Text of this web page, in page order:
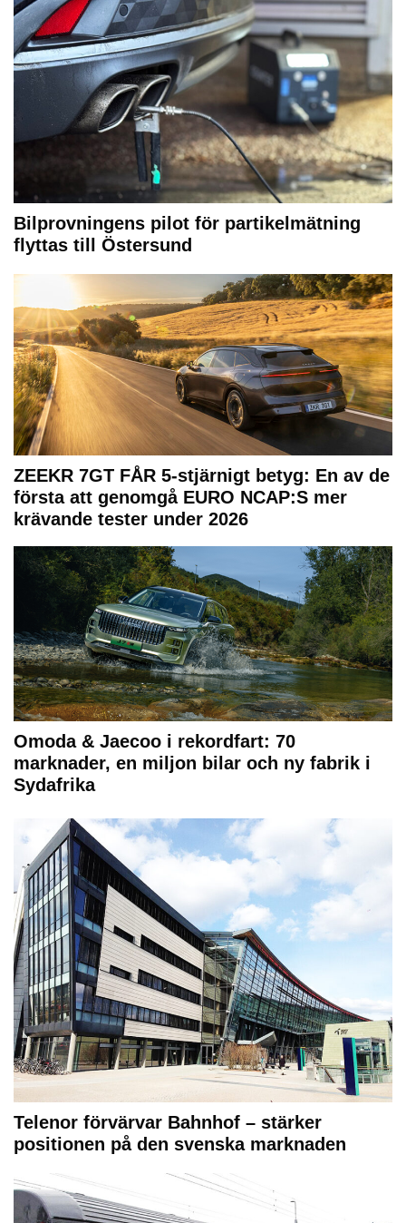
Bilprovningens pilot för partikelmätning
flyttas till Östersund
ZEEKR 7GT FÅR 5-stjärnigt betyg: En av de
första att genomgå EURO NCAP:S mer
krävande tester under 2026
Omoda & Jaecoo i rekordfart: 70
marknader, en miljon bilar och ny fabrik i
Sydafrika
Telenor förvärvar Bahnhof – stärker
positionen på den svenska marknaden